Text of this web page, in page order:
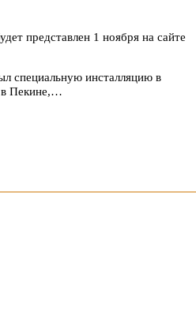
представлен 1 ноября на сайте
специальную инсталляцию в
в Пекине,…